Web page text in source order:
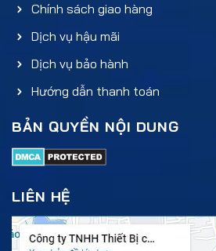
Chính sách giao hàng
Dịch vụ hậu mãi
Dịch vụ bảo hành
Hướng dẫn thanh toán
BẢN QUYỀN NỘI DUNG
LIÊN HỆ